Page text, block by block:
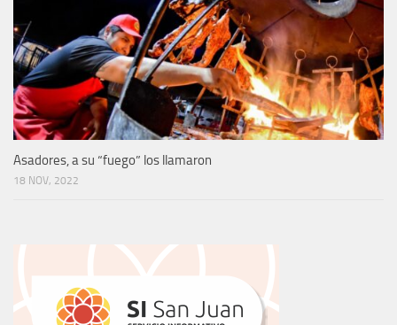
Asadores, a su “fuego” los llamaron
18 NOV, 2022